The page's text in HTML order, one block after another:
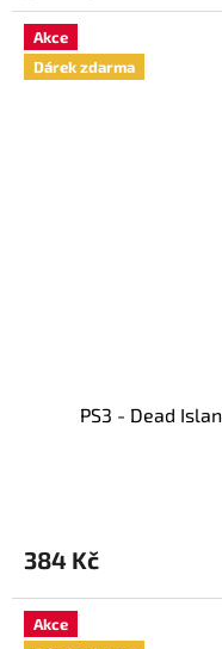
Akce
Dárek zdarma
PS3 - Dead
384 Kč
Akce